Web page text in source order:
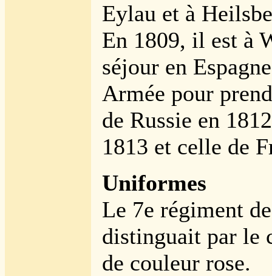
Eylau et à
En 1809, il est à
séjour en
Armée pour
de Russie en
1813 et celle de
Uniformes
Le 7e régiment
distinguait par le
de couleur rose.